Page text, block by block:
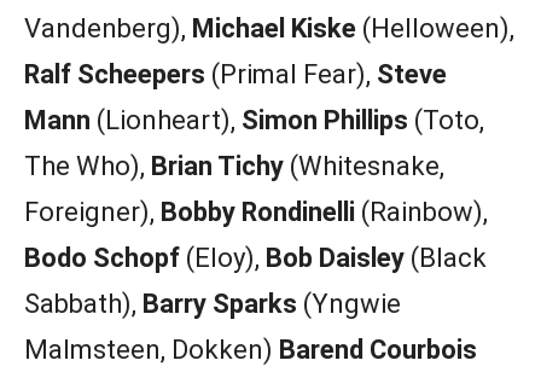
Vandenberg), Michael Kiske (Helloween),
Ralf Scheepers (Primal Fear), Steve
Mann (Lionheart), Simon Phillips (Toto,
The Who), Brian Tichy (Whitesnake,
Foreigner), Bobby Rondinelli (Rainbow),
Bodo Schopf (Eloy), Bob Daisley (Black
Sabbath), Barry Sparks (Yngwie
Malmsteen, Dokken) Barend Courbois